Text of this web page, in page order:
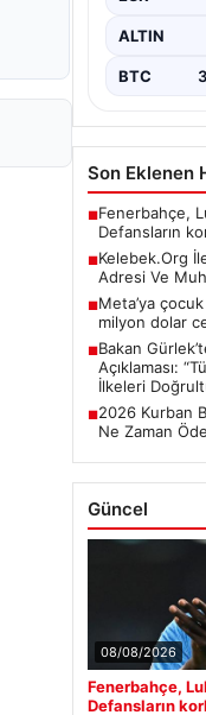
ALTIN
BTC
Son Eklenen
■Fenerbahçe,
Defansların
■Kelebek.Org
Adresi Ve
■Meta’ya
milyon dolar
■Bakan
Açıklaması:
İlkeleri
■2026 Kurban
Ne Zaman
Güncel
08/08/2026
Fenerbahçe,
Defansların